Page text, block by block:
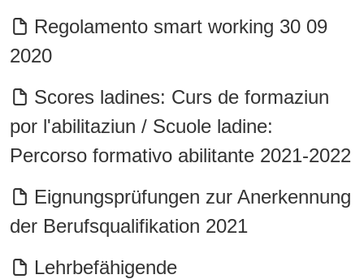
Regolamento smart working 30 09
2020
Scores ladines: Curs de formaziun
por l'abilitaziun / Scuole ladine:
Percorso formativo abilitante 2021-2022
Eignungsprüfungen zur Anerkennung
der Berufsqualifikation 2021
Lehrbefähigende